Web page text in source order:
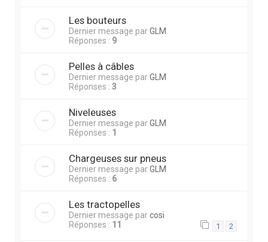
Les bouteurs
Dernier message parGLM
Réponses : 9
Pelles à câbles
Dernier message parGLM
Réponses : 3
Niveleuses
Dernier message parGLM
Réponses : 1
Chargeuses sur pneus
Dernier message parGLM
Réponses : 6
Les tractopelles
Dernier message parcosi
Réponses : 11 1 2